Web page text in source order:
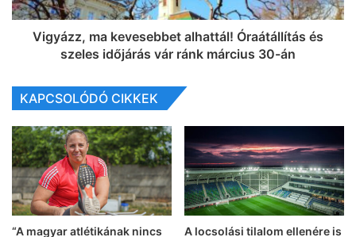
Vigyázz, ma kevesebbet alhattál! Óraátállítás és
szeles időjárás vár ránk március 30-án
KAPCSOLÓDÓ CIKKEK
“A magyar atlétikának nincs
A locsolási tilalom ellenére is